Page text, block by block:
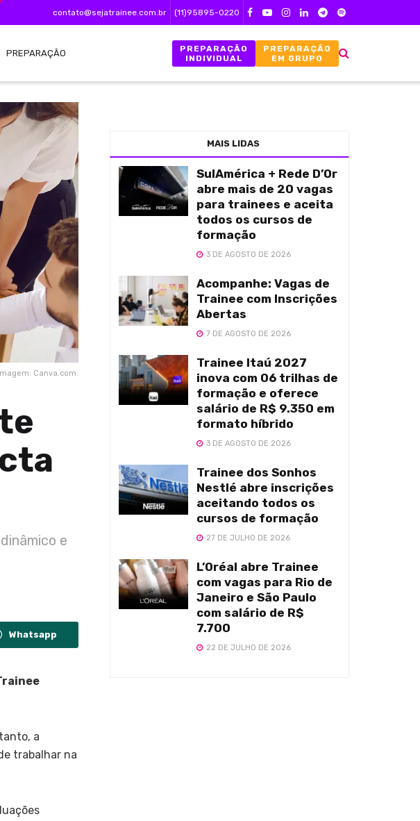
contato@sejatrainee.com.br (11)95895-0220
PREPARAÇÃO
PREPARAÇÃO
INDIVIDUAL
PREPARAÇÃO
EM GRUPO
Canva.com.
e
Whatsapp
a
trabalhar na
MAIS LIDAS
SulAmérica + Rede D’Or
abre mais de 20 vagas
para trainees e aceita
todos os cursos de
formação
3 DE AGOSTO DE 2026
Acompanhe: Vagas de
Trainee com Inscrições
Abertas
7 DE AGOSTO DE 2026
Trainee Itaú 2027
inova com 06 trilhas de
formação e oferece
salário de R$ 9.350 em
formato híbrido
3 DE AGOSTO DE 2026
Trainee dos Sonhos
Nestlé abre inscrições
aceitando todos os
cursos de formação
27 DE JULHO DE 2026
L’Oréal abre Trainee
com vagas para Rio de
Janeiro e São Paulo
com salário de R$
7.700
22 DE JULHO DE 2026